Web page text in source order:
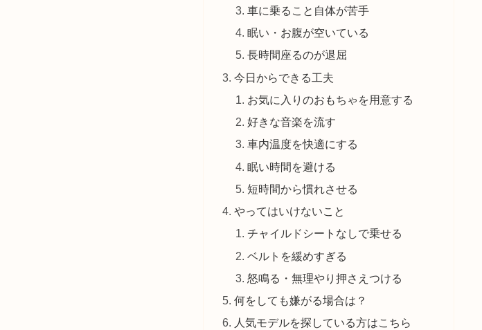
車に乗ること自体が苦手
眠い・お腹が空いている
長時間座るのが退屈
今日からできる工夫
お気に入りのおもちゃを用意する
好きな音楽を流す
車内温度を快適にする
眠い時間を避ける
短時間から慣れさせる
やってはいけないこと
チャイルドシートなしで乗せる
ベルトを緩めすぎる
怒鳴る・無理やり押さえつける
何をしても嫌がる場合は？
人気モデルを探している方はこちら